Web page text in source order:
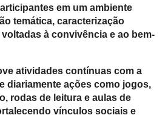
em um ambiente
temática, caracterização
à convivência e ao bem-
atividades contínuas com a
diariamente ações como jogos,
rodas de leitura e aulas de
vínculos sociais e